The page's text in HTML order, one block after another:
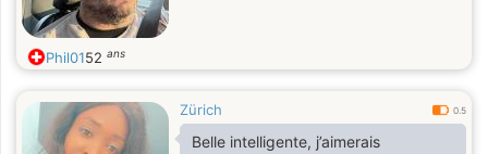
Phil0152 ans
Zürich 0.5
Belle intelligente, j’aimerais